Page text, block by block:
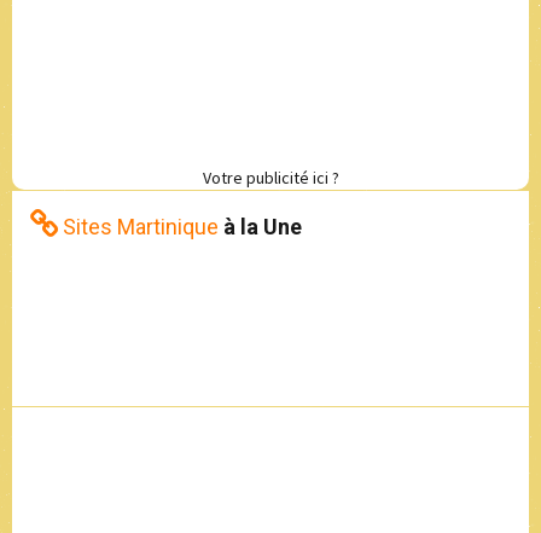
Votre publicité ici ?
Sites Martinique à la Une